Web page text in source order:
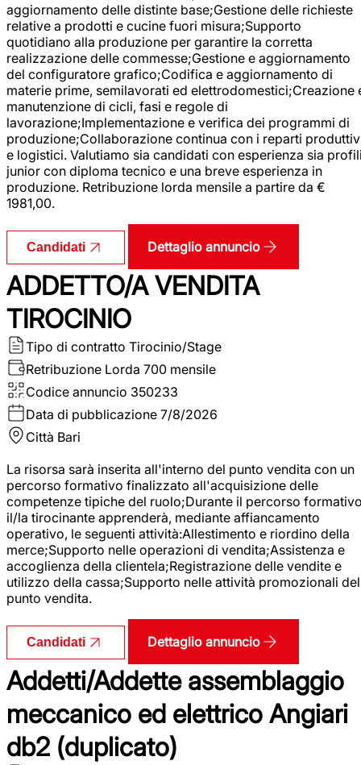
aggiornamento delle distinte base;Gestione delle richieste
relative a prodotti e cucine fuori misura;Supporto
quotidiano alla produzione per garantire la corretta
realizzazione delle commesse;Gestione e aggiornamento
del configuratore grafico;Codifica e aggiornamento di
materie prime, semilavorati ed elettrodomestici;Creazione
manutenzione di cicli, fasi e regole di
lavorazione;Implementazione e verifica dei programmi di
produzione;Collaborazione continua con i reparti
e logistici. Valutiamo sia candidati con esperienza sia
junior con diploma tecnico e una breve esperienza in
produzione. Retribuzione lorda mensile a partire da €
1981,00.
Candidati Dettaglio annuncio
ADDETTO/A VENDITA
TIROCINIO
Tipo di contratto Tirocinio/Stage
Retribuzione Lorda 700 mensile
Codice annuncio 350233
Data di pubblicazione 7/8/2026
Città Bari
La risorsa sarà inserita all'interno del punto vendita con un
percorso formativo finalizzato all'acquisizione delle
competenze tipiche del ruolo;Durante il percorso
il/la tirocinante apprenderà, mediante affiancamento
operativo, le seguenti attività:Allestimento e riordino della
merce;Supporto nelle operazioni di vendita;Assistenza e
accoglienza della clientela;Registrazione delle vendite e
utilizzo della cassa;Supporto nelle attività promozionali del
punto vendita.
Candidati Dettaglio annuncio
Addetti/Addette assemblaggio
meccanico ed elettrico Angiari
db2 (duplicato)